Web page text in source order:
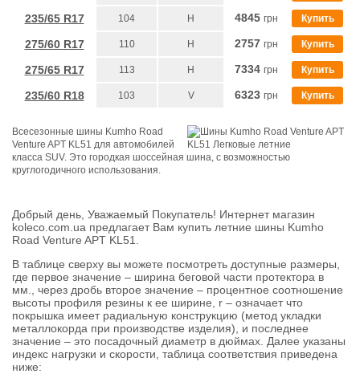
235/65 R17 104 H 4845 грн Купить
275/60 R17 110 H 2757 грн Купить
275/65 R17 113 H 7334 грн Купить
235/60 R18 103 V 6323 грн Купить
Всесезонные шины Kumho Road
Venture APT KL51 для автомобилей
класса SUV. Это городкая шоссейная шина, с возможностью
круглогодичного использования.
Добрый день, Уважаемый Покупатель! Интернет магазин
koleco.com.ua предлагает Вам купить летние шины Kumho
Road Venture APT KL51.
В таблице сверху вы можете посмотреть доступные размеры,
где первое значение – ширина беговой части протектора в
мм., через дробь второе значение – процентное соотношение
высоты профиля резины к ее ширине, r – означает что
покрышка имеет радиальную конструкцию (метод укладки
металлокорда при производстве изделия), и последнее
значение – это посадочный диаметр в дюймах. Далее указаны
индекс нагрузки и скорости, таблица соответствия приведена
ниже: